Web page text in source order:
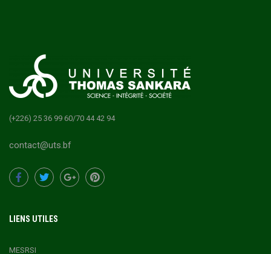
(+226) 25 36 99 60/70 44 42 94
contact@uts.bf
LIENS UTILES
MESRSI